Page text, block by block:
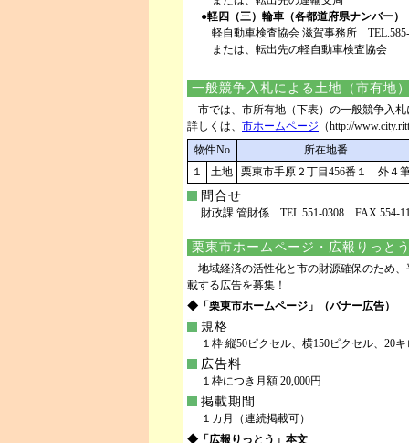
●軽四（三）輪車（各都道府県ナンバー）
軽自動車検査協会 滋賀事務所
または、転出先の軽自動車検査協会
一般競争入札による土地（市有地
市では、市所有地（下表）の一般競争入
詳しくは、 市ホームページ （http://
物件No
所在地番
１
土地 栗東市手原２丁目456番１ 外４
問合せ
財政課 管財係 TEL.551-0308 FAX.554-
栗東市ホームページ・広報りっと
地域経済の活性化と市の財源確保のため
載する広告を募集！
◆「栗東市ホームページ」（バナー広告）
規格
１枠 縦50ピクセル、横150ピクセル、20
広告料
１枠につき月額 20,000円
掲載期間
１カ月（連続掲載可）
◆「広報りっとう」本文